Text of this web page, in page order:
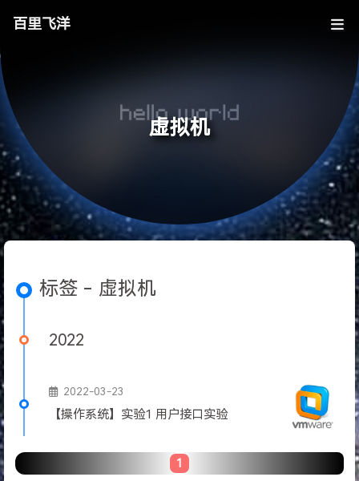
百里飞洋
虚拟机
标签 - 虚拟机
2022
2022-03-23
【操作系统】实验1 用户接口实验
1